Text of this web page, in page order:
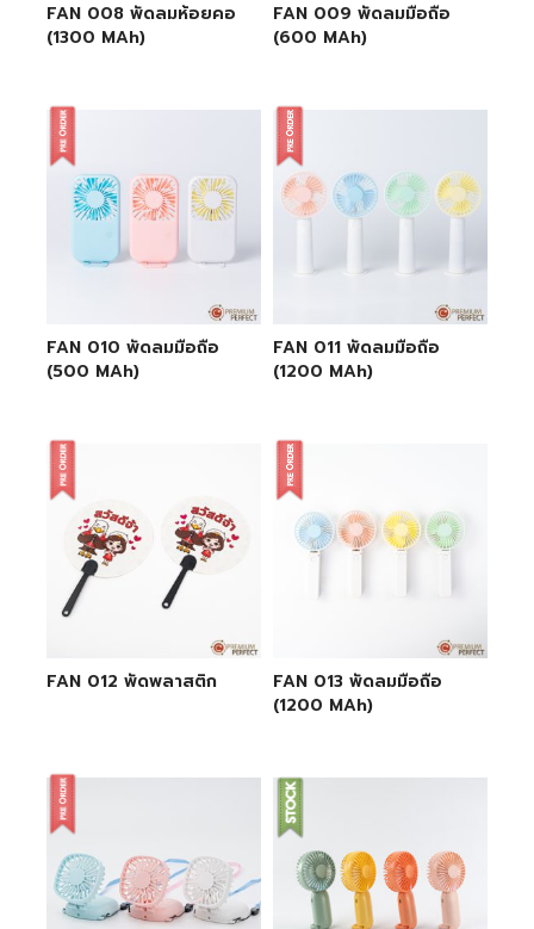
FAN 008 พัดลมห้อยคอ
(1300 MAh)
FAN 009 พัดลมมือถือ
(600 MAh)
FAN 010 พัดลมมือถือ
(500 MAh)
FAN 011 พัดลมมือถือ
(1200 MAh)
FAN 012 พัดพลาสติก
FAN 013 พัดลมมือถือ
(1200 MAh)